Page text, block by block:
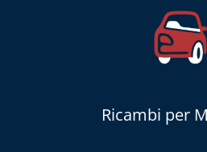
Ricambi per